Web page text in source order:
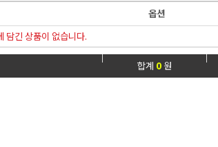
옵션
담긴 상품이 없습니다.
합계 0 원